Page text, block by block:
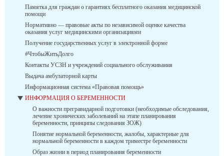
Памятка для граждан о гарантиях бесплатного оказания медицинской
помощи
Нормативно — правовые акты по независимой оценке качества
оказания услуг медицинскими организациями
Получение государственных услуг в электронной форме
#ЧтобыЖитьДолго
Контакты УСЗН и учреждений социального обслуживания
Выдача амбулаторной карты
Информационная система «Правовая помощь»
ИНФОРМАЦИЯ О БЕРЕМЕННОСТИ
О важности прегравидарной подготовки (необходимые обследования,
лечение хронических заболеваний на этапе планирования
беременности, принципы следования ЗОЖ)
Понятие нормальной беременности, жалобы, характерные для
нормальной беременности в каждом триместре беременности
Образ жизни в период планирования беременности